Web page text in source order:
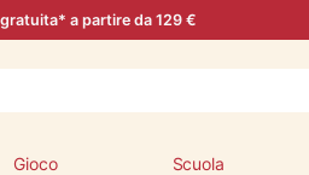
a partire da 129 €
Gioco Scuola